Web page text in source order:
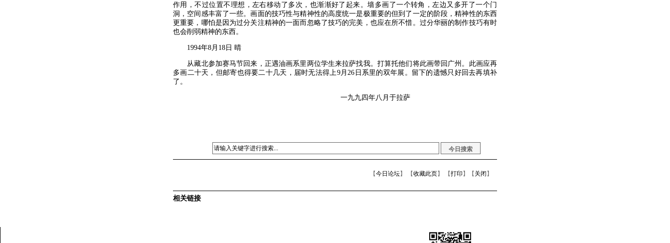
作用，不过位置不理想，左右移动了多次，也渐渐好了起来。墙多画了一个转角，左边又多开了一个门
洞，空间感丰富了一些。画面的技巧性与精神性的高度统一是极重要的但到了一定的阶段，精神性的东西
更重要，哪怕是因为过分关注精神的一面而忽略了技巧的完美，也应在所不惜。过分华丽的制作技巧有时
也会削弱精神的东西。
1994年8月18日 晴
从藏北参加赛马节回来，正遇油画系里两位学生来拉萨找我。打算托他们将此画带回广州。此画应再
多画二十天，但邮寄也得要二十几天，届时无法得上9月26日系里的双年展。留下的遗憾只好回去再填补
了。
一九九四年八月于拉萨
【今日论坛】 【收藏此页】 【打印 】【 关闭 】
相关链接